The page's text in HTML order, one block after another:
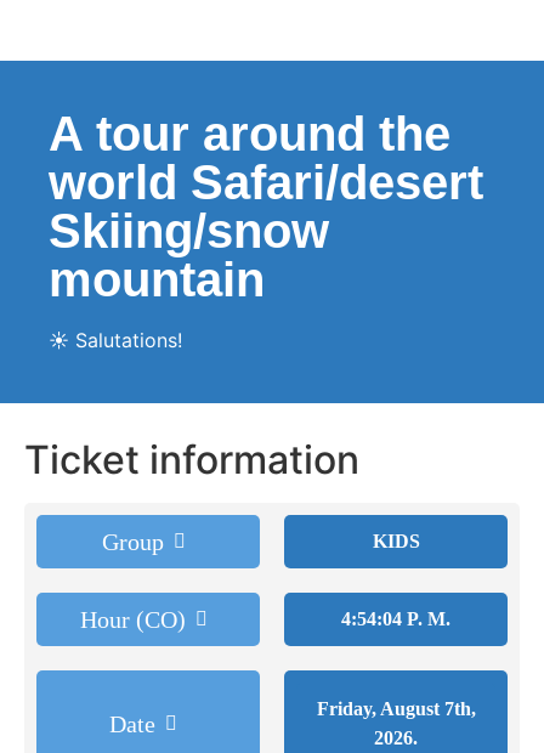
A tour around the
world Safari/desert
Skiing/snow
mountain
☀️ Salutations!
Ticket information
Group
Hour (CO)
Date
KIDS
4:54:04 P. M.
Friday, August 7th,
2026.